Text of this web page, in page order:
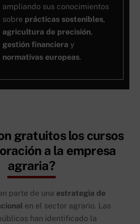
ampliando sus conocimientos
sobre prácticas sostenibles,
agricultura de precisión,
gestión financiera y
normativas europeas.
gratuitos los cursos
a la empresa
agraria?
parte de una estrategia de
en el sector agrario. Las
han identificado la